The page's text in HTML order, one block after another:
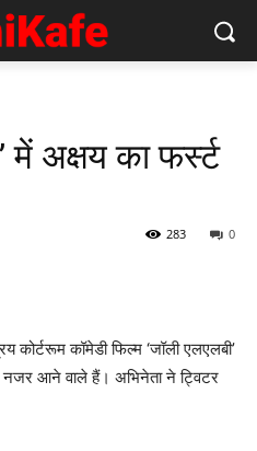
में अक्षय का फर्स्‍ट
0
283
कॉमेडी फिल्म ‘जॉली एलएलबी’
आने वाले हैं। अभिनेता ने ट्विटर